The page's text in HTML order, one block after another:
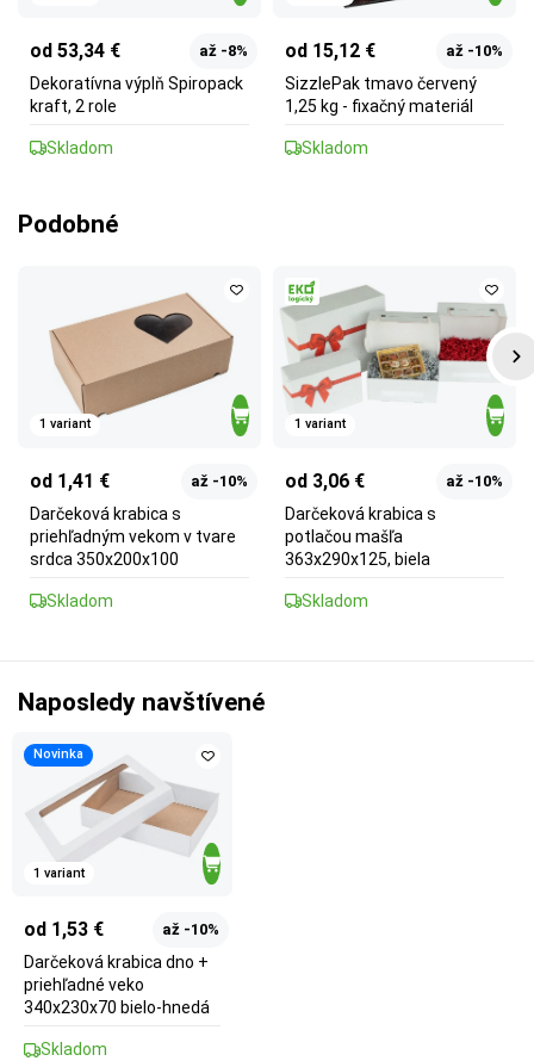
od 53,34 € až -8%
Dekoratívna výplň Spiropack
kraft, 2 role
Skladom
od 15,12 € až -10%
SizzlePak tmavo červený
1,25 kg - fixačný materiál
Skladom
Podobné
1 variant
od 1,41 € až -10%
Darčeková krabica s
priehľadným vekom v tvare
srdca 350x200x100
Skladom
1 variant
od 3,06 € až -10%
Darčeková krabica s
potlačou mašľa
363x290x125, biela
Skladom
Naposledy navštívené
Novinka
1 variant
od 1,53 € až -10%
Darčeková krabica dno +
priehľadné veko
340x230x70 bielo-hnedá
Skladom